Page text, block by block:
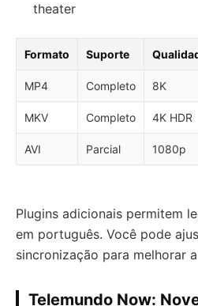
theater
Formato Suporte
MP4 Completo 8K
MKV Completo 4K HDR
AVI Parcial 1080p
Plugins adicionais permitem
em português. Você pode
sincronização para melhorar a
Telemundo Now: